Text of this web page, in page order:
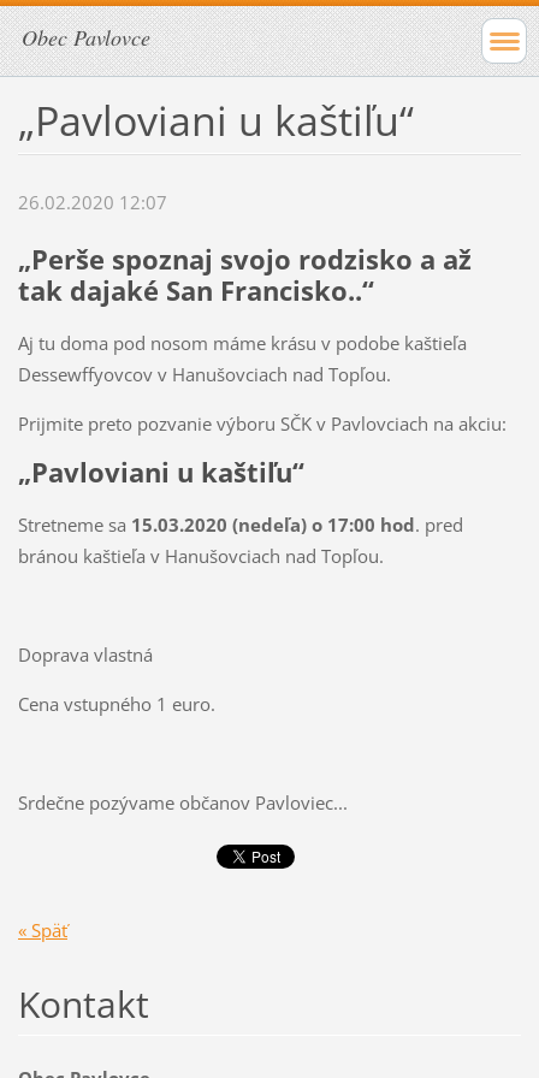
Obec Pavlovce
„Pavloviani u kaštiľu“
26.02.2020 12:07
„Perše spoznaj svojo rodzisko a až
tak dajaké San Francisko..“
Aj tu doma pod nosom máme krásu v podobe kaštieľa
Dessewffyovcov v Hanušovciach nad Topľou.
Prijmite preto pozvanie výboru SČK v Pavlovciach na akciu:
„Pavloviani u kaštiľu“
Stretneme sa 15.03.2020 (nedeľa) o 17:00 hod. pred
bránou kaštieľa v Hanušovciach nad Topľou.
Doprava vlastná
Cena vstupného 1 euro.
Srdečne pozývame občanov Pavloviec...
« Späť
Kontakt